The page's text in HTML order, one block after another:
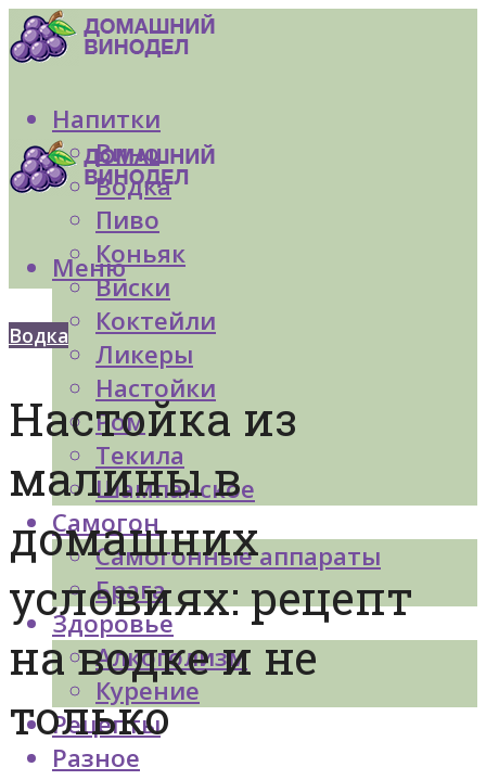
Напитки
Вино
Водка
Пиво
Коньяк
Виски
Коктейли
Ликеры
Настойки
Ром
Текила
Шампанское
Самогон
Самогонные аппараты
Брага
Здоровье
Алкоголизм
Курение
Рецепты
Разное
Меню
Водка
Настойка из
малины в
домашних
условиях: рецепт
на водке и не
только